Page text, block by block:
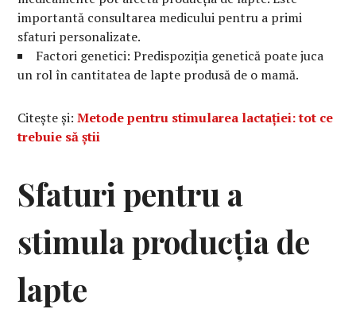
importantă consultarea medicului pentru a primi
sfaturi personalizate.
Factori genetici: Predispoziția genetică poate juca
un rol în cantitatea de lapte produsă de o mamă.
Citește și:Metode pentru stimularea lactației: tot ce
trebuie să știi
Sfaturi pentru a
stimula producția de
lapte